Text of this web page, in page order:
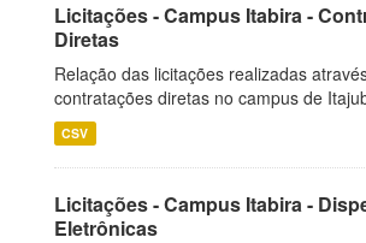
Licitações - Campus Itabira -
Diretas
Relação das licitações realizadas
contratações diretas no campus de
CSV
Licitações - Campus Itabira -
Eletrônicas